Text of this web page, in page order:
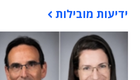
ידיעות מובילות